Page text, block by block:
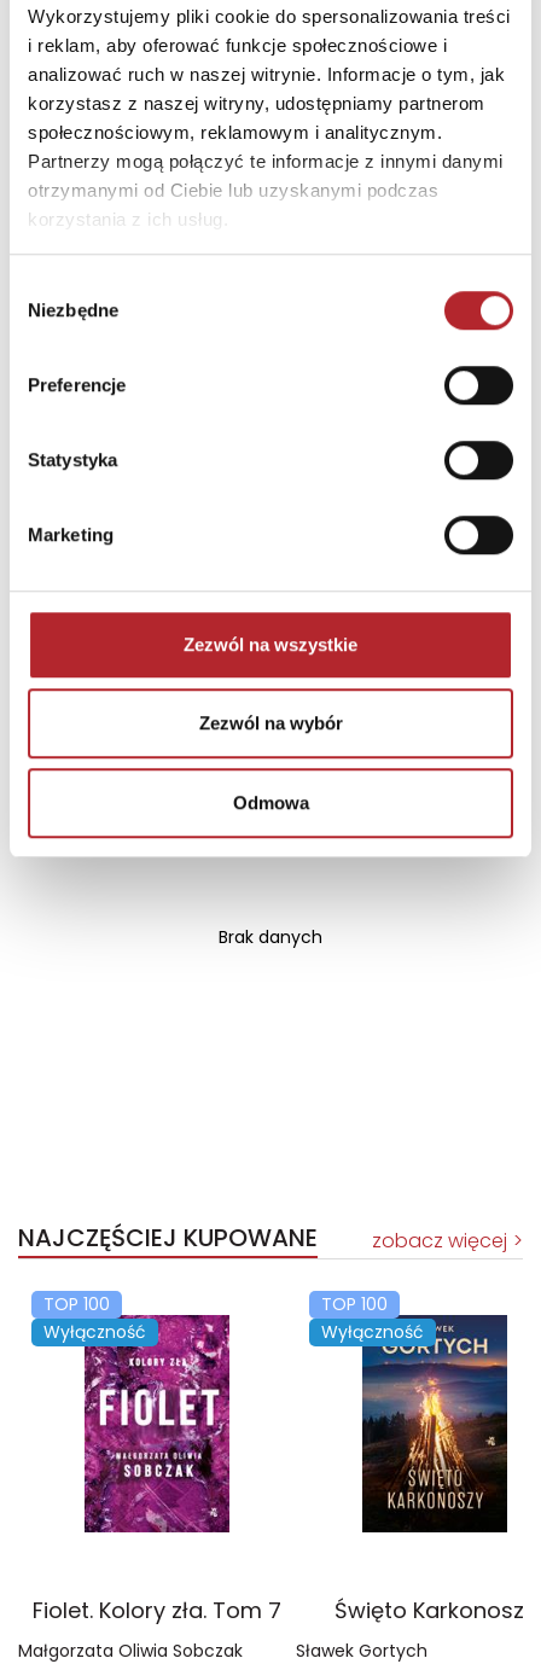
Wykorzystujemy pliki cookie do spersonalizowania treści
i reklam, aby oferować funkcje społecznościowe i
analizować ruch w naszej witrynie. Informacje o tym, jak
korzystasz z naszej witryny, udostępniamy partnerom
społecznościowym, reklamowym i analitycznym.
Partnerzy mogą połączyć te informacje z innymi danymi
otrzymanymi od Ciebie lub uzyskanymi podczas
korzystania z ich usług.
zgody
Niezbędne
Preferencje
Statystyka
Marketing
Zezwól na wszystkie
Zezwól na wybór
Odmowa
Rodzaj
Zabawki
Format
133x95x22 mm
Kategoria wiekowa
10+
Kraj produkcji
CN
Zwrot towaru
DANE OSOBY ODPOWIEDZIALNEJ
Ulica
al. Bohaterów Warszawy
Kod pocztowy
INNI KLIENCI KUPOWALI
Brak danych
NAJCZĘŚCIEJ KUPOWANE zobacz więcej
TOP 100
Wyłączność
Fiolet. Kolory zła. Tom 7
Małgorzata Oliwia Sobczak
TOP 100
Wyłączność
Święto Karkonoszy
Sławek Gortych